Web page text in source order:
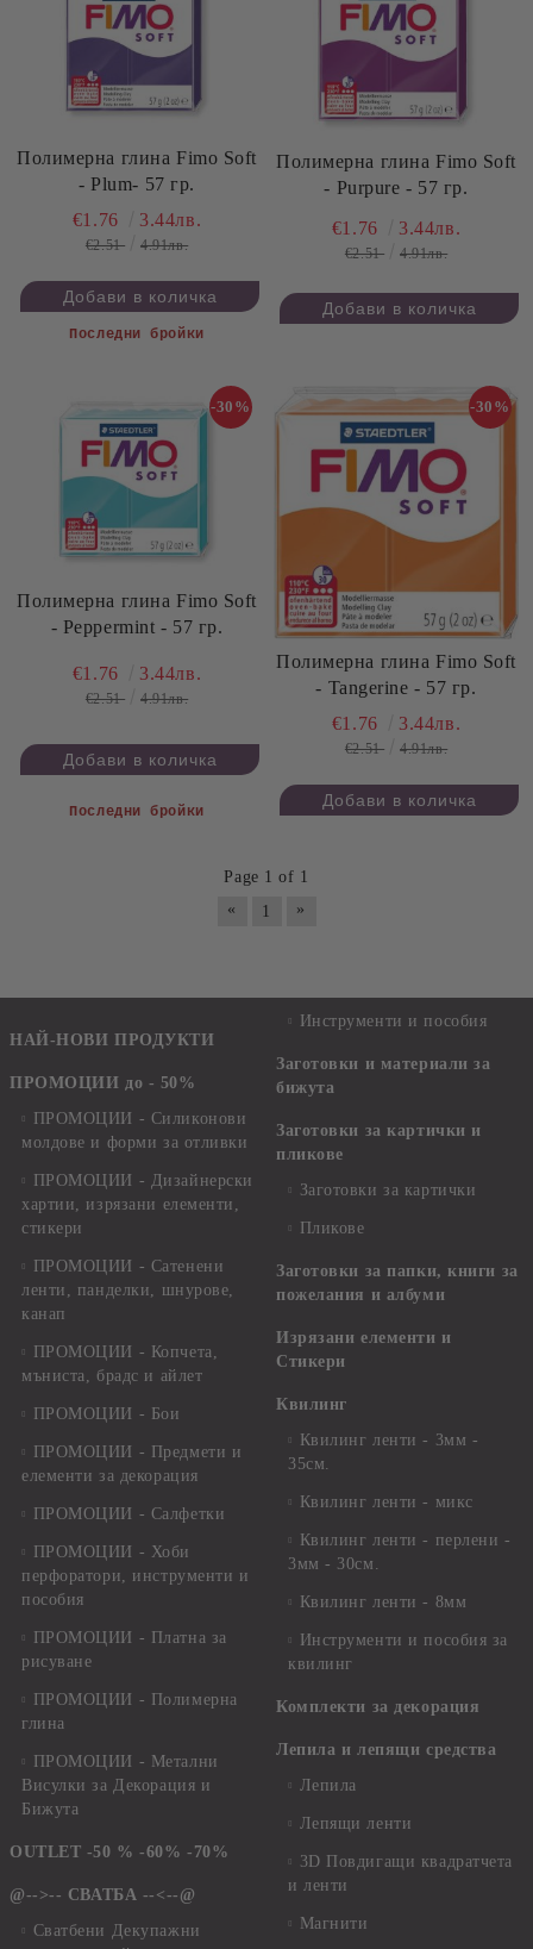
Полимерна глина Fimo Soft
- Plum- 57 гр.
€1.76 3.44лв.
€2.51 4.91лв.
Последни бройки
Полимерна глина Fimo Soft
- Purpure - 57 гр.
€1.76 3.44лв.
€2.51 4.91лв.
Полимерна глина Fimo Soft
- Peppermint - 57 гр.
-30%
€1.76 3.44лв.
€2.51 4.91лв.
Последни бройки
Полимерна глина Fimo Soft
- Tangerine - 57 гр.
-30%
€1.76 3.44лв.
€2.51 4.91лв.
Page 1 of 1
«
1 »
НАЙ-НОВИ ПРОДУКТИ
ПРОМОЦИИ до - 50%
ПРОМОЦИИ - Силиконови
молдове и форми за отливки
ПРОМОЦИИ - Дизайнерски
хартии, изрязани елементи,
стикери
ПРОМОЦИИ - Сатенени
ленти, панделки, шнурове,
канап
ПРОМОЦИИ - Копчета,
мъниста, брадс и айлет
ПРОМОЦИИ - Бои
ПРОМОЦИИ - Предмети и
елементи за декорация
ПРОМОЦИИ - Салфетки
ПРОМОЦИИ - Хоби
перфоратори, инструменти и
пособия
ПРОМОЦИИ - Платна за
рисуване
ПРОМОЦИИ - Полимерна
глина
ПРОМОЦИИ - Метални
Висулки за Декорация и
Бижута
OUTLET -50 % -60% -70%
@-->-- СВАТБА --<--@
Сватбени Декупажни
Инструменти и пособия
Заготовки и материали за
бижута
Заготовки за картички и
пликове
Заготовки за картички
Пликове
Заготовки за папки, книги за
пожелания и албуми
Изрязани елементи и
Стикери
Квилинг
Квилинг ленти - 3мм -
35см.
Квилинг ленти - микс
Квилинг ленти - перлени -
3мм - 30см.
Квилинг ленти - 8мм
Инструменти и пособия за
квилинг
Комплекти за декорация
Лепила и лепящи средства
Лепила
Лепящи ленти
3D Повдигащи квадратчета
и ленти
Магнити